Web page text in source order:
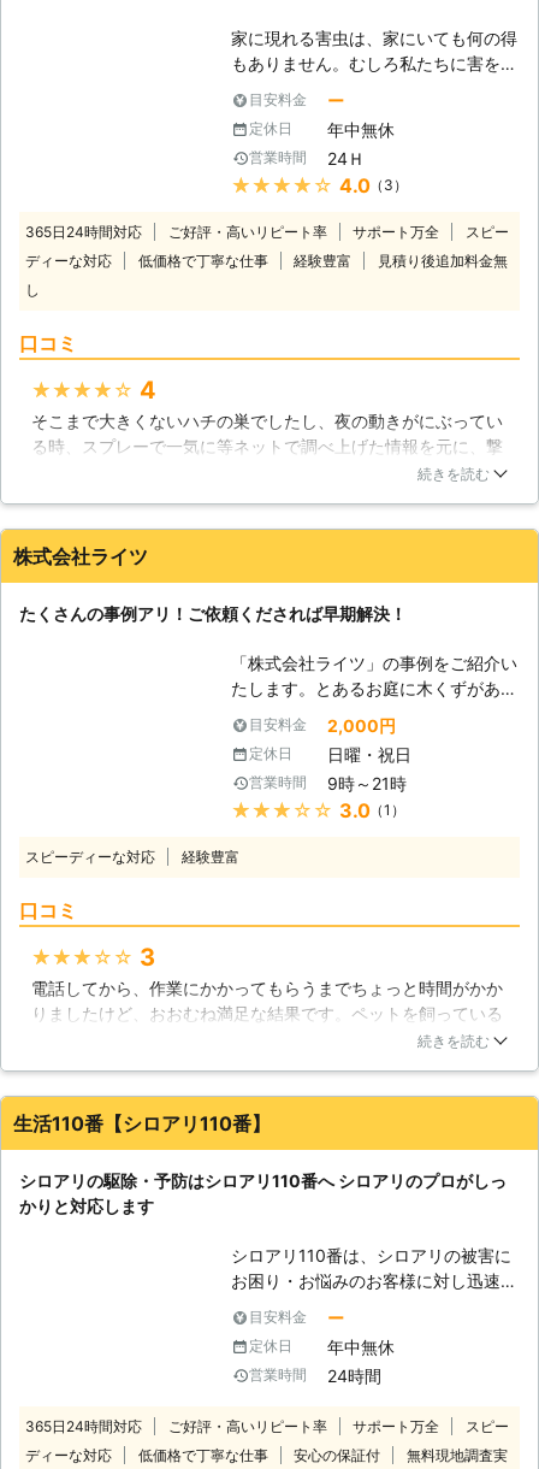
ロアリ駆除の方法は、長年の経験から
実績豊富な工法が幾つもあり、当社で
もそれらを使って駆除に対応させてい
ただいております。特に多いのが土壌
への薬剤散布と、柱などへの注入処
理、および刷毛塗りなどです。狭い床
下での作業ですから、考えているより
起こさないためにも、私達にお任せ下
さい。
家に現れる害虫は、家にいても何の得
もありません。むしろ私たちに害を与
えるものばかりです。そのために害虫
駆除は業者が全力でやらないと意味が
ありません。適当な駆除をしてしまっ
ては、害虫を生き残らせてしまいま
す。特にシロアリは数が多いので、下
ません。しかし、私たちアールズホー
ルディングスには何の問題もありませ
虫駆除、シロアリ駆除はぜひ私たちに
合わせをお待ちしております。 【湿
気は要注意です】 シロアリの大好物
は木材ですが、湿った木材しか食べな
をしないといけません。床下に被害が
注意をしておくようにしましょう。
【積極的に対応しております】 シロ
アリ駆除に関しては積極的に対応して
おりますので、ぜひとも私たちアール
ズホールディングスにシロアリ駆除を
おまかせください。皆さまの家をシロ
アリの被害から全力で守らせていただ
きます。またシロアリ以外の害虫であ
ご相談ください。
目安料金 ー
定休日 年中無休
営業時間 24Ｈ
★★★★★ 4.0（3）
365日24時間対応 ご好評・高いリピート率 サポート万全
スピー
ディーな対応
低価格で丁寧な仕事 経験豊富
見積り後追加料金無
し
口コミ
★★★★★ 4
そこまで大きくないハチの巣でしたし、夜の動きがにぶってい
る時、スプレーで一気に等ネットで調べ上げた情報を元に、撃
退しようとしておりました。結果失敗し、何か所か刺され、こ
だきました。最初から頼めば良かったです。また機会があれ
ば、お願いします。
東京都 渋谷区 2016年11月30日
続きを読む
株式会社ライツ
たくさんの事例アリ！ご依頼くだされば早期解決！
「株式会社ライツ」の事例をご紹介い
たします。とあるお庭に木くずがあり
ましたが、そこにシロアリが潜んでい
るのが判明。ただちに当社が駆除を行
いました。幸い、床下まで被害が広ま
らなかったので、お客様は「ホッとし
た」とご安心されました。 このよう
要なのです。もし、他にもシロアリが
かりと対応いたします！ 【新築物件
もお任せ！】 新築物件のシロアリ駆
除もどうぞお任せください！せっかく
の新居をシロアリに支配されては、た
まったものではないですよね。当社は
基礎工事に入る前に土壌処理剤を施
す。これらは一般の方で行うには危険
極まりないので、ライツのスタッフに
【他の害虫も潜んでいませんか？】
もしシロアリだけでなく、他の害虫も
潜んでいたら、そちらも駆除させてい
ただきます。 ゴキブリ・ハチも住宅
に潜んでいることが多い生き物です。
ゴキブリの場合、ピンポイントで施工
トルの場所にある巣も駆除いたしま
す！
目安料金 2,000円
定休日 日曜・祝日
営業時間 9時～21時
★★★★★ 3.0（1）
スピーディーな対応 経験豊富
口コミ
★★★★★ 3
電話してから、作業にかかってもらうまでちょっと時間がかか
りましたけど、おおむね満足な結果です。ペットを飼っている
ので、あんまり強い薬は怖いと相談したら、駆除剤は最低限し
は作業前に相談するということで、誠実な対応をしてくれる業
者さんだと思います。お急ぎの方はどうかわかりませんが、そ
す。
続きを読む
生活110番【シロアリ110番】
シロアリの駆除・予防はシロアリ110番へ シロアリのプロがしっ
かりと対応します
シロアリ110番は、シロアリの被害に
お困り・お悩みのお客様に対し迅速な
対応をさせていただいております。
シロアリは一匹でもいたら3万匹はい
ると言われています。もしも家の中や
お庭などでシロアリを見かけた際は被
い。駆除が遅れると、さらに被害が拡
大します。シロアリ110番では全国数
目安料金 ー
定休日 年中無休
営業時間 24時間
365日24時間対応 ご好評・高いリピート率 サポート万全
スピー
ディーな対応
低価格で丁寧な仕事 安心の保証付
無料現地調査実